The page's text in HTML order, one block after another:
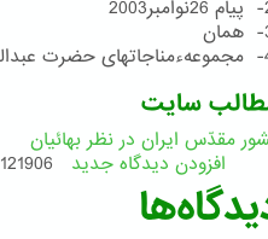
سایت
مقدّس ایران در نظر بهائیان
افزودن دیدگاه جدید
121906 بازدید